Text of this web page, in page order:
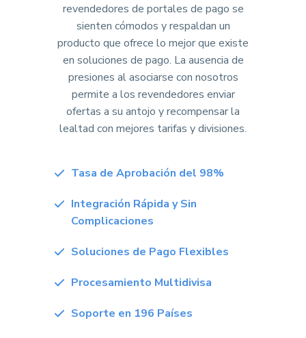
revendedores de portales de pago se
sienten cómodos y respaldan un
producto que ofrece lo mejor que existe
en soluciones de pago. La ausencia de
presiones al asociarse con nosotros
permite a los revendedores enviar
ofertas a su antojo y recompensar la
lealtad con mejores tarifas y divisiones.
Tasa de Aprobación del 98%
Integración Rápida y Sin
Complicaciones
Soluciones de Pago Flexibles
Procesamiento Multidivisa
Soporte en 196 Países